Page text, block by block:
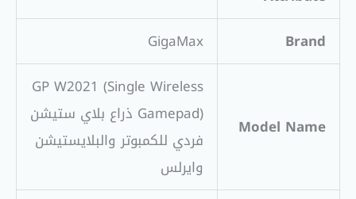
Brand
GigaMax
Model Name
GP W2021 (Single Wireless
Gamepad) ذراع بلاي ستيشن
فردي للكمبوتر والبلايستيشن
وايرلس